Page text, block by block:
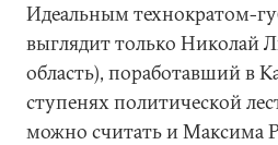
Идеальным технократом-
выглядит только Николай
область), поработавший в
ступенях политической
можно считать и Максима